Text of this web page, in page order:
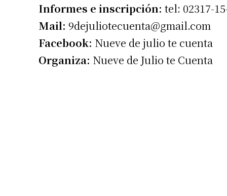
Informes e inscripción: tel: 02317-
Mail: 9dejuliotecuenta@gmail.com
Facebook: Nueve de julio te cuenta
Organiza: Nueve de Julio te Cuenta